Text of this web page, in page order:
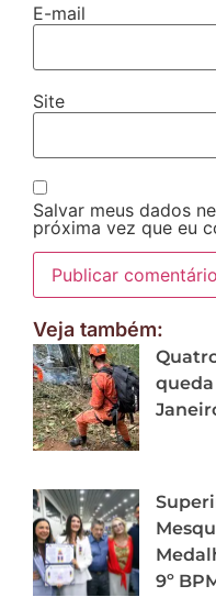
E-mail
Site
Salvar meus dados
próxima vez que eu
Veja também:
9º